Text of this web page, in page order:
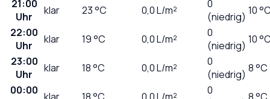
21:00
Uhr
klar 23°C 0,0L/m²
0
(niedrig) 10
22:00
Uhr
klar 19°C 0,0L/m²
0
(niedrig) 10
23:00
Uhr
klar 18°C 0,0L/m²
0
(niedrig) 8 °C
00:00
0